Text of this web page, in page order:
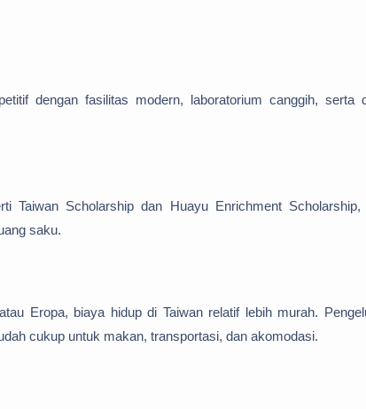
dengan fasilitas modern, laboratorium canggih, serta
Taiwan Scholarship dan Huayu Enrichment Scholarship,
saku.
Eropa, biaya hidup di Taiwan relatif lebih murah.
cukup untuk makan, transportasi, dan akomodasi.